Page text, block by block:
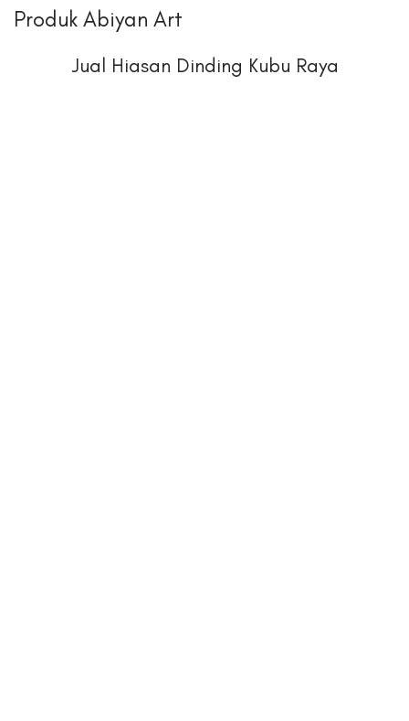
Produk Abiyan Art
Jual Hiasan Dinding Kubu Raya